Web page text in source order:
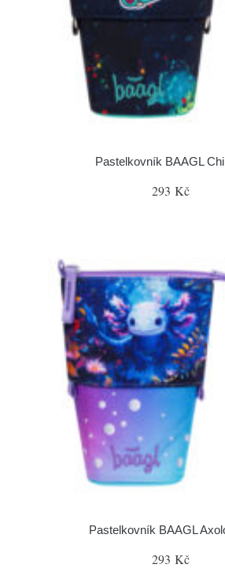
Pastelkovník BAAGL
293 Kč
Pastelkovník BAAGL
293 Kč